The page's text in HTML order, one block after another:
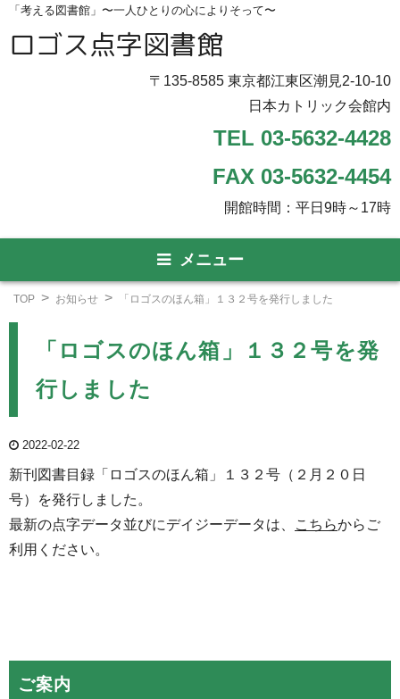
「考える図書館」〜一人ひとりの心によりそって〜
ロゴス点字図書館
〒135-8585 東京都江東区潮見2-10-10
日本カトリック会館内
TEL 03-5632-4428
FAX 03-5632-4454
開館時間：平日9時～17時
メニュー
TOP お知らせ 「ロゴスのほん箱」１３２号を発行しました
「ロゴスのほん箱」１３２号を発
行しました
2022-02-22
新刊図書目録「ロゴスのほん箱」１３２号（２月２０日
号）を発行しました。
最新の点字データ並びにデイジーデータは、
こちらからご
利用ください。
ご案内